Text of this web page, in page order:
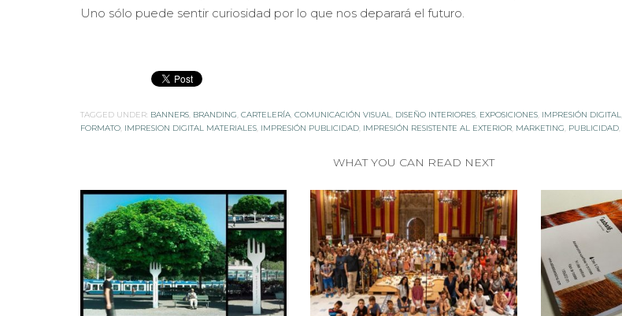
Uno sólo puede sentir curiosidad por lo que nos deparará el futuro.
TAGGED UNDER: BANNERS BRANDING CARTELERÍA COMUNICACIÓN VISUAL DISEÑO INTERIORES EXPOSICIONES IMPRESIÓN DIGITAL
FORMATO IMPRESION DIGITAL MATERIALES IMPRESIÓN PUBLICIDAD IMPRESIÓN RESISTENTE AL EXTERIOR MARKETING PUBLICIDAD
WHAT YOU CAN READ NEXT